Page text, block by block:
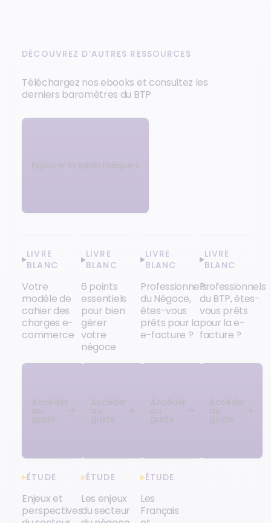
DÉCOUVREZ D’AUTRES RESSOURCES
Téléchargez nos ebooks et consultez les
derniers baromètres du BTP
Explorer la bibliothèque
LIVRE
BLANC
Votre
modèle de
cahier des
charges e-
commerce
Accéder
au
guide
LIVRE
BLANC
6 points
essentiels
pour bien
gérer
votre
négoce
Accéder
au
guide
LIVRE
BLANC
Professionnels
du Négoce,
êtes-vous
prêts pour la
e-facture ?
Accéder
au
guide
LIVRE
BLANC
Professionnels
du BTP, êtes-
vous prêts
pour la e-
facture ?
Accéder
au
guide
ÉTUDE
Enjeux et
perspectives
ÉTUDE
Les enjeux
du secteur
ÉTUDE
Les
Français